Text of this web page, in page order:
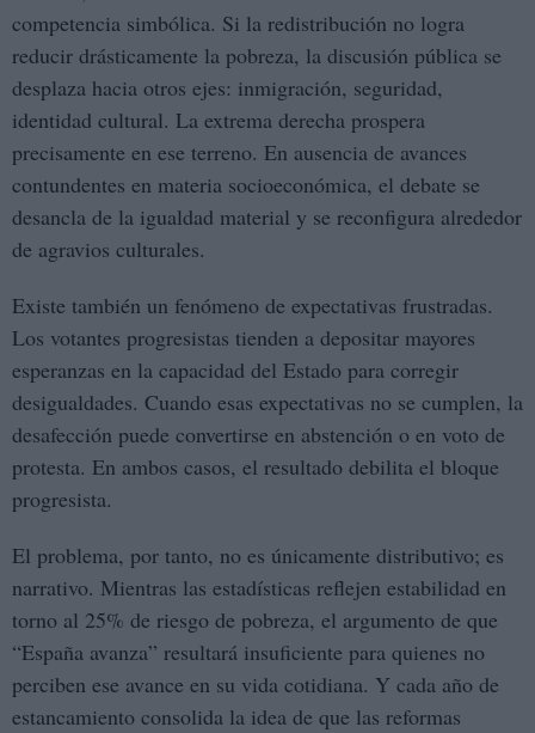
competencia simbólica. Si la redistribución no logra
reducir drásticamente la pobreza, la discusión pública se
desplaza hacia otros ejes: inmigración, seguridad,
identidad cultural. La extrema derecha prospera
precisamente en ese terreno. En ausencia de avances
contundentes en materia socioeconómica, el debate se
desancla de la igualdad material y se reconfigura alrededor
de agravios culturales.
Existe también un fenómeno de expectativas frustradas.
Los votantes progresistas tienden a depositar mayores
esperanzas en la capacidad del Estado para corregir
desigualdades. Cuando esas expectativas no se cumplen, la
desafección puede convertirse en abstención o en voto de
protesta. En ambos casos, el resultado debilita el bloque
progresista.
El problema, por tanto, no es únicamente distributivo; es
narrativo. Mientras las estadísticas reflejen estabilidad en
torno al 25% de riesgo de pobreza, el argumento de que
“España avanza” resultará insuficiente para quienes no
perciben ese avance en su vida cotidiana. Y cada año de
estancamiento consolida la idea de que las reformas